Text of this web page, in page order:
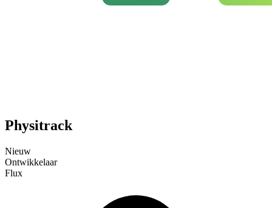
Physitrack
Nieuw
Ontwikkelaar
Flux